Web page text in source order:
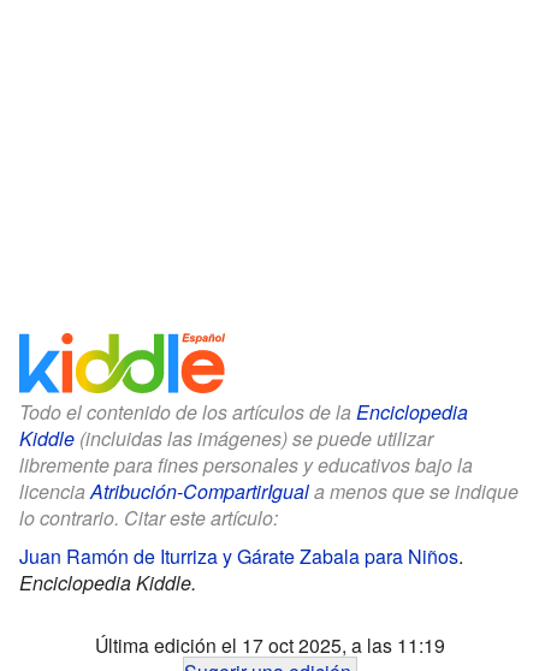
Todo el contenido de los artículos de la Enciclopedia
Kiddle (incluidas las imágenes) se puede utilizar
libremente para fines personales y educativos bajo la
licenciaAtribución-CompartirIguala menos que se indique
lo contrario. Citar este artículo:
Juan Ramón de Iturriza y Gárate Zabala para Niños.
Enciclopedia Kiddle.
Última edición el 17 oct 2025, a las 11:19